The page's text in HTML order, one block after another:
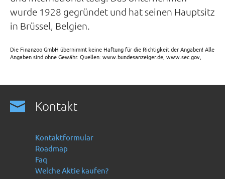
wurde 1928 gegründet und hat seinen Hauptsitz
in Brüssel, Belgien.
Die Finanzoo GmbH übernimmt keine Haftung für die Richtigkeit der Angaben! Alle
Angaben sind ohne Gewähr. Quellen: www.bundesanzeiger.de, www.sec.gov,
Kontakt
Kontaktformular
Roadmap
Faq
Welche Aktie kaufen?